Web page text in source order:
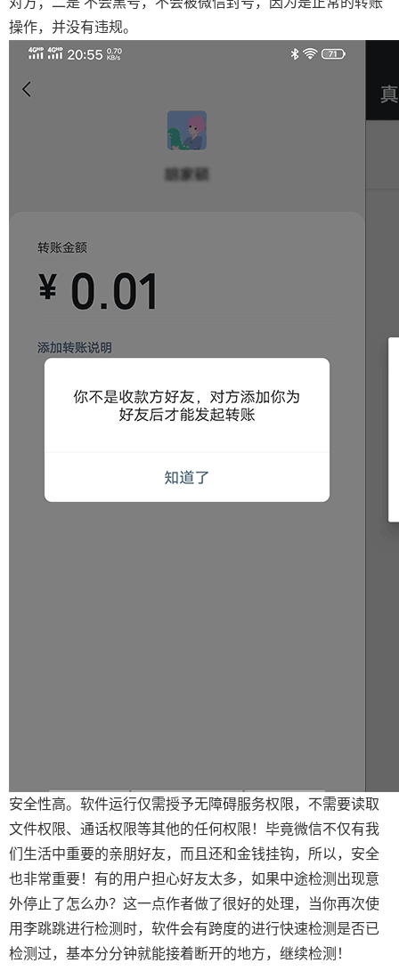
操作，并没有违规。
安全性高。软件运行仅需授予无障碍服务权限，不需要读取
文件权限、通话权限等其他的任何权限！毕竟微信不仅有我
们生活中重要的亲朋好友，而且还和金钱挂钩，所以，安全
也非常重要！有的用户担心好友太多，如果中途检测出现意
外停止了怎么办？这一点作者做了很好的处理，当你再次使
用李跳跳进行检测时，软件会有跨度的进行快速检测是否已
检测过，基本分分钟就能接着断开的地方，继续检测！